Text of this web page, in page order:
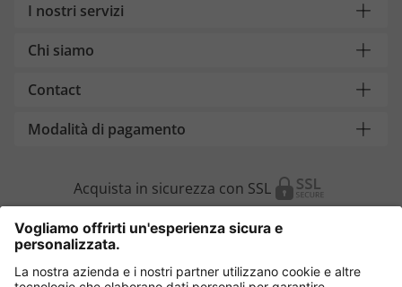
I nostri servizi
Chi siamo
Contact
Modalità di pagamento
Acquista in sicurezza con SSL
Cambia Paese